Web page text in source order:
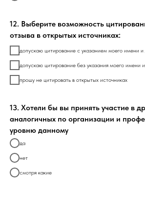
12. Выберите возможность
отзыва в открытых источниках:
допускаю цитирование с указанием моего имени
допускаю цитирование без указания моего имени
прошу не цитировать в открытых источниках
13. Хотели бы вы принять участие в
аналогичных по организации и
уровню данному
да
нет
смотря какие